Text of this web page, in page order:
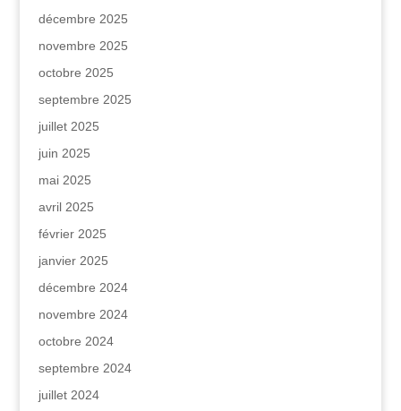
décembre 2025
novembre 2025
octobre 2025
septembre 2025
juillet 2025
juin 2025
mai 2025
avril 2025
février 2025
janvier 2025
décembre 2024
novembre 2024
octobre 2024
septembre 2024
juillet 2024